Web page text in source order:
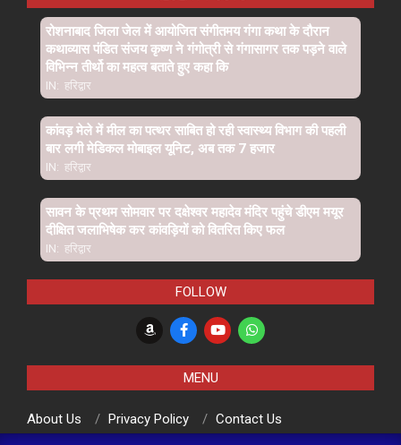
रोशनाबाद जिला जेल में आयोजित संगीतमय गंगा कथा के दौरान
कथाव्यास पंडित संजय कृष्ण ने गंगोत्री से गंगासागर तक पड़ने वाले
विभिन्न तीर्थो का महत्व बताते हुए कहा कि
IN: हरिद्वार
कांवड़ मेले में मील का पत्थर साबित हो रही स्वास्थ्य विभाग की पहली
बार लगी मेडिकल मोबाइल यूनिट, अब तक 7 हजार
IN: हरिद्वार
सावन के प्रथम सोमवार पर दक्षेश्वर महादेव मंदिर पहुंचे डीएम मयूर
दीक्षित जलाभिषेक कर कांवड़ियों को वितरित किए फल
IN: हरिद्वार
FOLLOW
MENU
About Us Privacy Policy Contact Us